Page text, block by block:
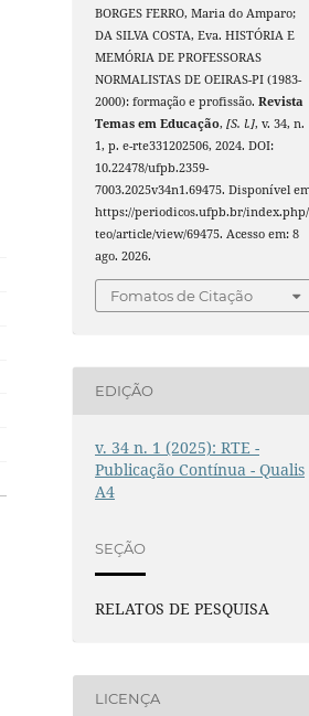
BORGES FERRO, Maria do Amparo;
DA SILVA COSTA, Eva. HISTÓRIA E
MEMÓRIA DE PROFESSORAS
NORMALISTAS DE OEIRAS-PI (1983-
2000): formação e profissão.Revista
Temas em Educação,[S. l.], v. 34, n.
1, p. e-rte331202506, 2024. DOI:
10.22478/ufpb.2359-
7003.2025v34n1.69475. Disponível
https://periodicos.ufpb.br/
teo/article/view/69475. Acesso em: 8
ago. 2026.
Fomatos de Citação
EDIÇÃO
v. 34 n. 1 (2025): RTE -
Publicação Contínua - Qualis
A4
SEÇÃO
RELATOS DE PESQUISA
LICENÇA